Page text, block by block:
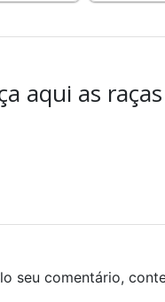
aqui as
seu comentário,